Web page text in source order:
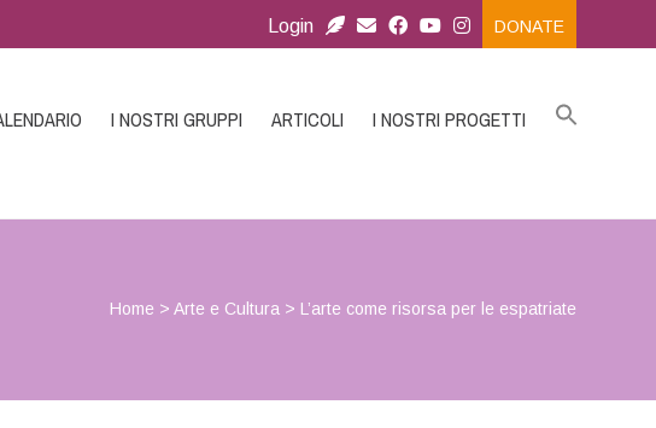
Login DONATE
I NOSTRI GRUPPI ARTICOLI I NOSTRI PROGETTI
Home > Arte e Cultura > L’arte come risorsa per le espatriate